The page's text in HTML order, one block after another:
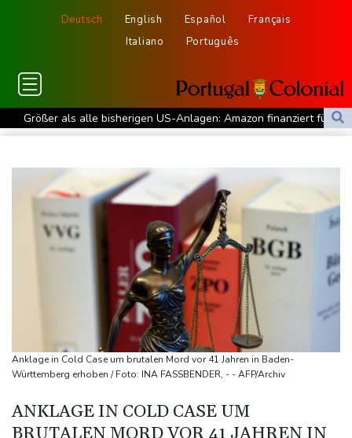
Deutsch English Español
Français
Italiano
Português
Größer als alle bisherigen US-Anlagen: Amazon finanziert für
Rechenzentren riesiges Gaskraftwerk
Nowotny sieht Klopp als mögliche Stütze im Jugendbereich
Bayer-Boss Carro: "Wir wollen Titel gewinnen"
Bericht: EU importiert wieder mehr Flüssiggas aus Russland
Militärverwaltung: Mindestens drei Tote durch russische Angriffe
BUND kritisiert Lockerung von Sonntagsfahrverbot für Lkw - BDI
Kolumbien: Neuer Präsident kündigt "unermüdlichen" Kampf
gegen Drogengewalt an
BUND kritisiert Lockerung von Sonn- und Feiertagsfahrverbot für
Lastwagen
Trump spricht nach Ballsaal-Urteil von "nationaler Schande"
Anklage in Cold Case um brutalen Mord vor 41 Jahren in Baden-
Württemberg erhoben / Foto: INA FASSBENDER, - - AFP/Archiv
ANKLAGE IN COLD CASE UM